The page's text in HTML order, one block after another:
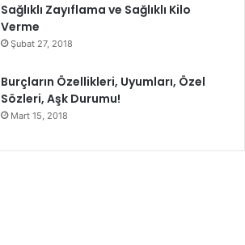
Sağlıklı Zayıflama ve Sağlıklı Kilo
Verme
Şubat 27, 2018
Burçların Özellikleri, Uyumları, Özel
Sözleri, Aşk Durumu!
Mart 15, 2018